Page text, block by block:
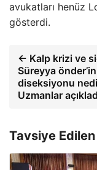
avukatları henüz
gösterdi.
← Kalp krizi ve
Süreyya
diseksiyonu
Uzmanlar
Tavsiye